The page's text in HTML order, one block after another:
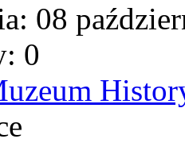
08
0